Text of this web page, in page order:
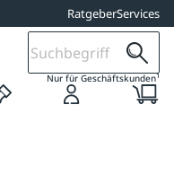
RatgeberServices
Nur für Geschäftskunden1